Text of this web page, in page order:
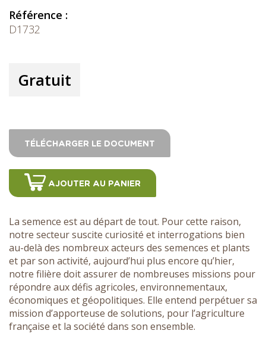
Référence :
D1732
Gratuit
TÉLÉCHARGER LE DOCUMENT
AJOUTER AU PANIER
La semence est au départ de tout. Pour cette raison,
notre secteur suscite curiosité et interrogations bien
au-delà des nombreux acteurs des semences et plants
et par son activité, aujourd’hui plus encore qu’hier,
notre filière doit assurer de nombreuses missions pour
répondre aux défis agricoles, environnementaux,
économiques et géopolitiques. Elle entend perpétuer sa
mission d’apporteuse de solutions, pour l’agriculture
française et la société dans son ensemble.